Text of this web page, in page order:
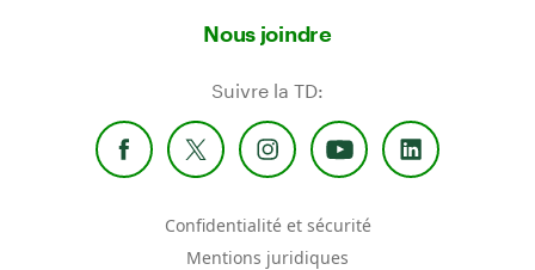
Nous joindre
Suivre la TD:
Confidentialité et sécurité
Mentions juridiques